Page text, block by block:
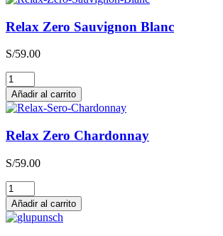
Relax Zero Sauvignon Blanc
S/59.00
Relax
Zero
Sauvignon
Blanc
cantidad
Añadir al carrito
Relax Zero Chardonnay
S/59.00
Relax
Zero
Chardonnay
cantidad
Añadir al carrito